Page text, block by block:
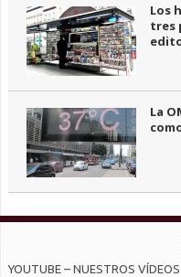
Los
tres
La
YOUTUBE – NUESTROS VÍDEOS